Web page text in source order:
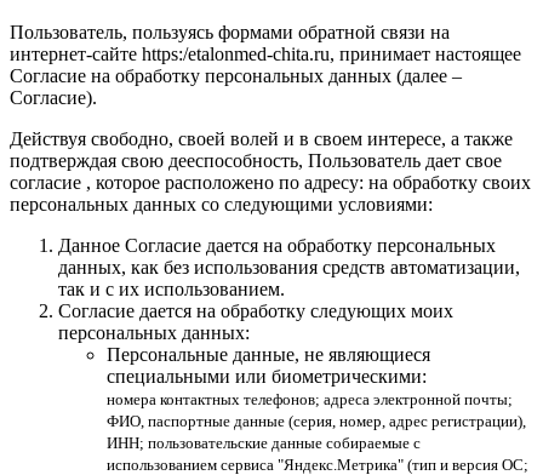
Пользователь, пользуясь формами обратной связи на
интернет-сайте https:/etalonmed-chita.ru, принимает настоящее
Согласие на обработку персональных данных (далее –
Согласие).
Действуя свободно, своей волей и в своем интересе, а также
подтверждая свою дееспособность, Пользователь дает свое
согласие , которое расположено по адресу: на обработку своих
персональных данных со следующими условиями:
Данное Согласие дается на обработку персональных
данных, как без использования средств автоматизации,
так и с их использованием.
Согласие дается на обработку следующих моих
персональных данных:
Персональные данные, не являющиеся
специальными или биометрическими:
номера контактных телефонов; адреса электронной почты;
ФИО, паспортные данные (серия, номер, адрес регистрации),
ИНН; пользовательские данные собираемые с
использованием сервиса "Яндекс.Метрика" (тип и версия ОС;